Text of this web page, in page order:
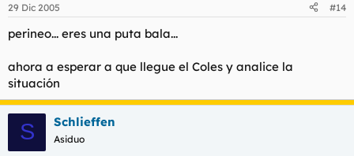
29 Dic 2005 #14
perineo... eres una puta bala...
ahora a esperar a que llegue el Coles y analice la
situación
S Schlieffen
Asiduo